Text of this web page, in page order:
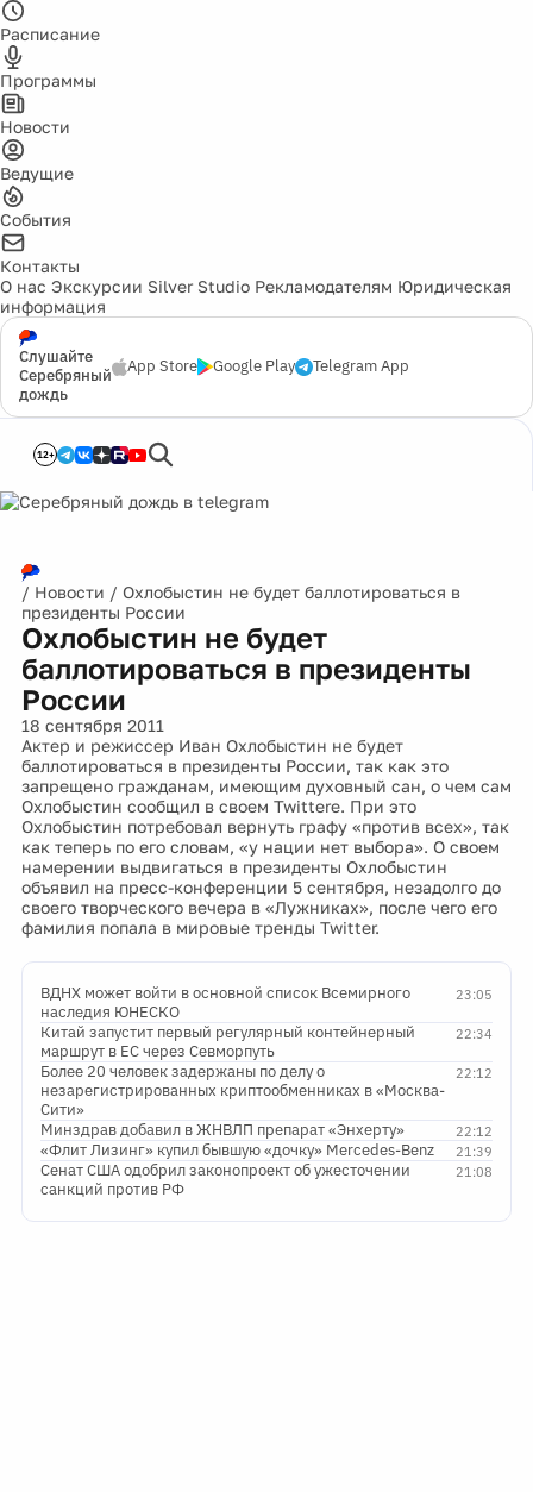
Расписание
Программы
Новости
Ведущие
События
Контакты
О нас Экскурсии Silver Studio Рекламодателям Юридическая
информация
Слушайте
Серебряный
дождь
App Store Google Play Telegram App
12+
/ Новости / Охлобыстин не будет баллотироваться в
президенты России
Охлобыстин не будет
баллотироваться в президенты
России
18 сентября 2011
Актер и режиссер Иван Охлобыстин не будет
баллотироваться в президенты России, так как это
запрещено гражданам, имеющим духовный сан, о чем сам
Охлобыстин сообщил в своем Twitterе. При это
Охлобыстин потребовал вернуть графу «против всех», так
как теперь по его словам, «у нации нет выбора». О своем
намерении выдвигаться в президенты Охлобыстин
объявил на пресс-конференции 5 сентября, незадолго до
своего творческого вечера в «Лужниках», после чего его
фамилия попала в мировые тренды Twitter.
23:05
ВДНХ может войти в основной список Всемирного
наследия ЮНЕСКО
22:34
Китай запустит первый регулярный контейнерный
маршрут в ЕС через Севморпуть
22:12
Более 20 человек задержаны по делу о
незарегистрированных криптообменниках в «Москва-
Сити»
22:12
Минздрав добавил в ЖНВЛП препарат «Энхерту»
21:39
«Флит Лизинг» купил бывшую «дочку» Mercedes-Benz
21:08
Сенат США одобрил законопроект об ужесточении
санкций против РФ